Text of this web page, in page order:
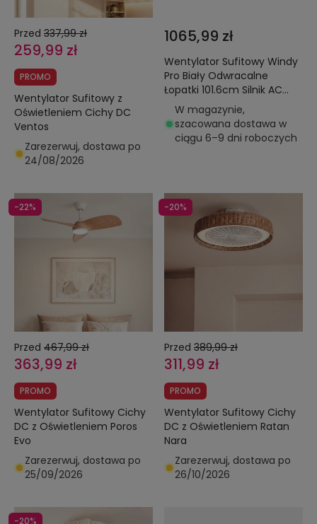
Przed 337,99 zł
259,99 zł
PROMO
Wentylator Sufitowy z
Oświetleniem Cichy DC
Ventos
Zarezerwuj, dostawa po
24/08/2026
1065,99 zł
Wentylator Sufitowy Windy
Pro Biały Odwracalne
Łopatki 101.6cm Silnik AC
LEDS-C4 VE-0005-BLA
W magazynie,
szacowana dostawa w
ciągu 6–9 dni roboczych
-22%
Przed 467,99 zł
363,99 zł
PROMO
Wentylator Sufitowy Cichy
DC z Oświetleniem Poros
Evo
Zarezerwuj, dostawa po
25/09/2026
-20%
Przed 389,99 zł
311,99 zł
PROMO
Wentylator Sufitowy Cichy
DC z Oświetleniem Ratan
Nara
Zarezerwuj, dostawa po
26/10/2026
-20%